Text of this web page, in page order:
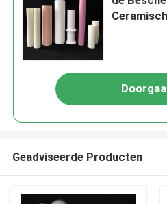
Geadviseerde Producten